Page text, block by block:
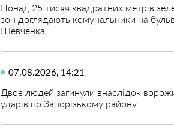
Понад 25 тисяч квадратних метрів
зон доглядають комунальники на
Шевченка
07.08.2026, 14:21
Двоє людей загинули внаслідок
ударів по Запорізькому району